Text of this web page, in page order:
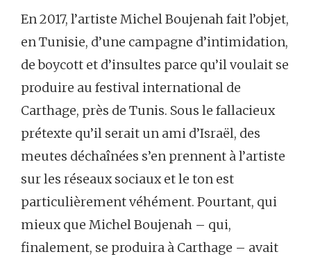
En 2017, l’artiste Michel Boujenah fait l’objet,
en Tunisie, d’une campagne d’intimidation,
de boycott et d’insultes parce qu’il voulait se
produire au festival international de
Carthage, près de Tunis. Sous le fallacieux
prétexte qu’il serait un ami d’Israël, des
meutes déchaînées s’en prennent à l’artiste
sur les réseaux sociaux et le ton est
particulièrement véhément. Pourtant, qui
mieux que Michel Boujenah – qui,
finalement, se produira à Carthage – avait